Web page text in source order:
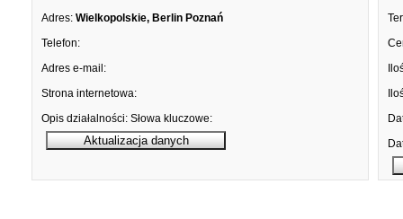
Adres: Wielkopolskie, Berlin Poznań
Telefon:
Adres e-mail:
Strona internetowa:
Opis działalności: Słowa kluczowe: